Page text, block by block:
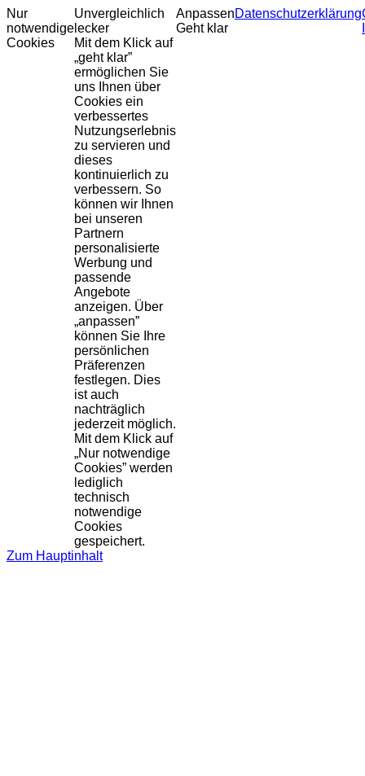
Nur
notwendige
Cookies
Unvergleichlich
lecker
Mit dem Klick auf
„geht klar”
ermöglichen Sie
uns Ihnen über
Cookies ein
verbessertes
Nutzungserlebnis
zu servieren und
dieses
kontinuierlich zu
verbessern. So
können wir Ihnen
bei unseren
Partnern
personalisierte
Werbung und
passende
Angebote
anzeigen. Über
„anpassen”
können Sie Ihre
persönlichen
Präferenzen
festlegen. Dies
ist auch
nachträglich
jederzeit möglich.
Mit dem Klick auf
„Nur notwendige
Cookies” werden
lediglich
technisch
notwendige
Cookies
gespeichert.
Anpassen
Geht klar
Datenschutzerklärung
Zum Hauptinhalt